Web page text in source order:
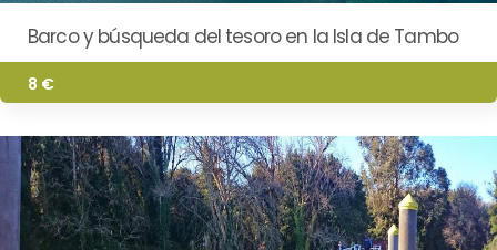
Barco y búsqueda del tesoro en la Isla de Tambo
8 €